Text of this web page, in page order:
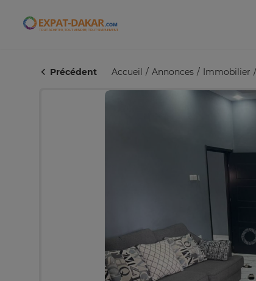
Expat-Dakar
Précédent Accueil Annonces Immobilier